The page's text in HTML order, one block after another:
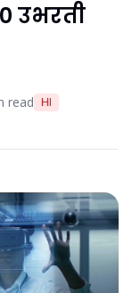
उभरती
read HI